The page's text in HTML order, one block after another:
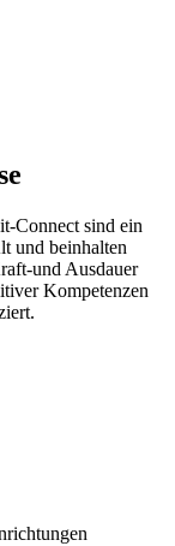
Connect sind ein
und beinhalten
und Ausdauer
Kompetenzen